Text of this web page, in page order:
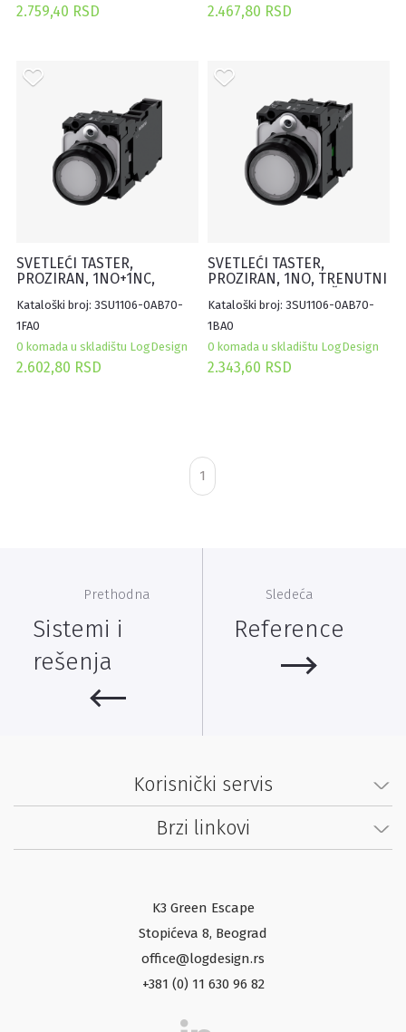
2.759,40 RSD 2.467,80 RSD
SVETLEĆI TASTER,
PROZIRAN, 1NO+1NC,
230VAC, ŠRAF
Kataloški broj: 3SU1106-0AB70-
1FA0
0 komada u skladištu LogDesign
2.602,80 RSD
SVETLEĆI TASTER,
PROZIRAN, 1NO, TRENUTNI
Kataloški broj: 3SU1106-0AB70-
1BA0
0 komada u skladištu LogDesign
2.343,60 RSD
1
Prethodna
Sistemi i
rešenja
Sledeća
Reference
Korisnički servis
Brzi linkovi
K3 Green Escape
Stopićeva 8, Beograd
office@logdesign.rs
+381 (0) 11 630 96 82